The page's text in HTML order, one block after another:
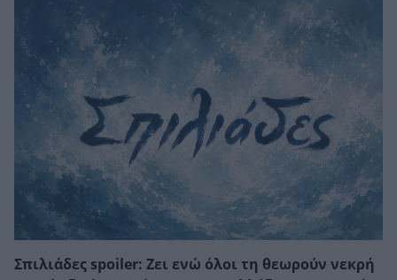
Σπιλιάδες spoiler: Ζει ενώ όλοι τη θεωρούν νεκρή